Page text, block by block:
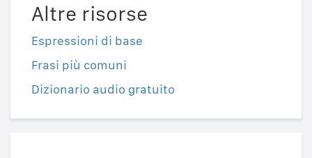
Altre risorse
Espressioni di base
Frasi più comuni
Dizionario audio gratuito